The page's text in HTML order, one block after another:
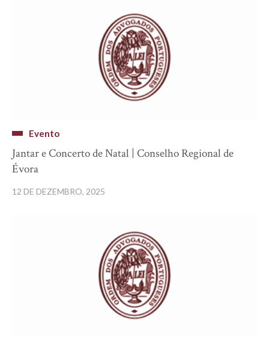
Evento
Jantar e Concerto de Natal | Conselho Regional de
Évora
12 DE DEZEMBRO, 2025